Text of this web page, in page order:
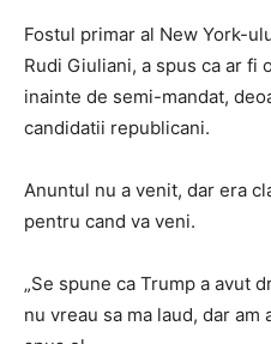
Fostul primar al New York-
Rudi Giuliani, a spus ca ar fi
inainte de semi-mandat,
candidatii republicani.
Anuntul nu a venit, dar era
pentru cand va veni.
„Se spune ca Trump a avut
nu vreau sa ma laud, dar am